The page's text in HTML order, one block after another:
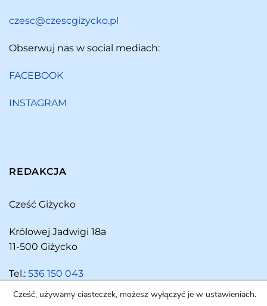
czesc@czescgizycko.pl
Obserwuj nas w social mediach:
FACEBOOK
INSTAGRAM
REDAKCJA
Cześć Giżycko
Królowej Jadwigi 18a
11-500 Giżycko
Tel.: 536 150 043
Cześć, używamy ciasteczek, możesz wyłączyć je w ustawieniach.